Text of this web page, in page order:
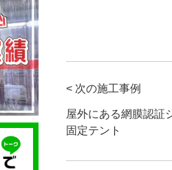
< 次の施工事例
屋外にある網膜認証
固定テント